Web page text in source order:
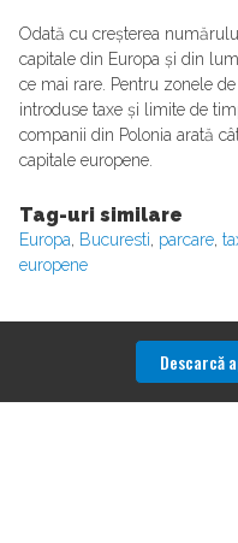
Odată cu creșterea
capitale din Europa și din
ce mai rare. Pentru zonele
introduse taxe și limite de
companii din Polonia arată
capitale europene.
Tag-uri similare
Europa, Bucuresti, parcare,
europene
Descarcă